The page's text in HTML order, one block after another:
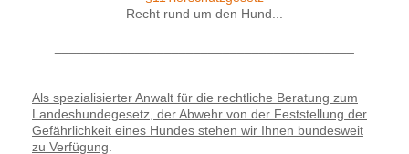
Recht rund um den Hund...
Als spezialisierter Anwalt für die rechtliche Beratung zum
Landeshundegesetz, der Abwehr von der Feststellung der
Gefährlichkeit eines Hundes stehen wir Ihnen bundesweit
zu Verfügung.